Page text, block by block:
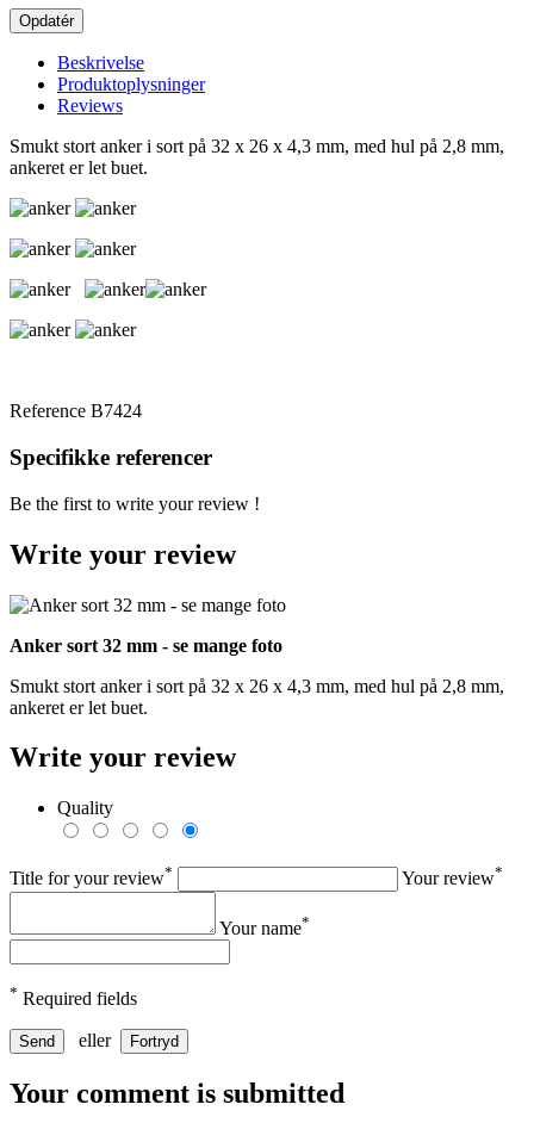
Beskrivelse
Produktoplysninger
Reviews
Smukt stort anker i sort på 32 x 26 x 4,3 mm, med hul på 2,8 mm,
ankeret er let buet.
Reference B7424
Specifikke referencer
Be the first to write your review !
Write your review
Anker sort 32 mm - se mange foto
Smukt stort anker i sort på 32 x 26 x 4,3 mm, med hul på 2,8 mm,
ankeret er let buet.
Write your review
Quality
Title for your review* Your review*
Your name*
* Required fields
Send eller Fortryd
Your comment is submitted